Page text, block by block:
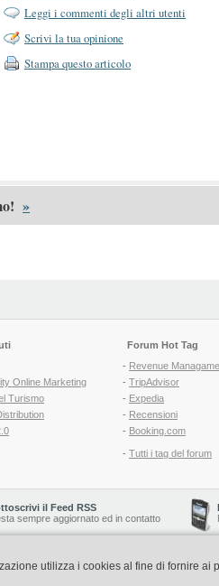
Leggi i commenti degli altri utenti
Scrivi la tua opinione
Stampa questo articolo
»
Online Marketing
Turismo
Forum Hot Tag
- Revenue
- TripAdvisor
- Expedia
- Recensioni
- Booking.com
- Tutti i tag del forum
il Feed RSS
sempre aggiornato ed in contatto
Copyright © 2006-2026
utilizza i cookies al fine di fornire